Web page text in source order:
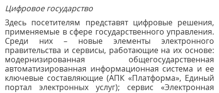
Цифровое государство
Здесь посетителям представят цифровые решения,
применяемые в сфере государственного управления.
Среди них – новые элементы электронного
правительства и сервисы, работающие на их основе:
модернизированная общегосударственная
автоматизированная информационная система и ее
ключевые составляющие (АПК «Платформа», Единый
портал электронных услуг); сервис «Электронная